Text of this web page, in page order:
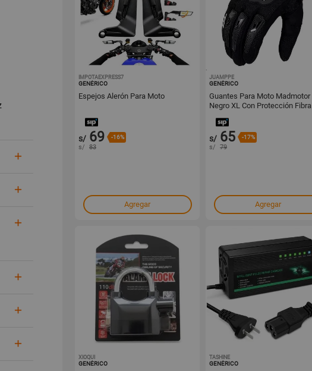
IMPOTAEXPRESS7
GENÉRICO
Espejos Alerón Para Moto
s/ 69 -16%
s/ 83
Agregar
JUAMPPE
GENÉRICO
Guantes Para Moto Madmotor
Negro XL Con Protección Fibra
s/ 65 -17%
s/ 79
Agregar
XIOQUI
GENÉRICO
TASHINE
GENÉRICO